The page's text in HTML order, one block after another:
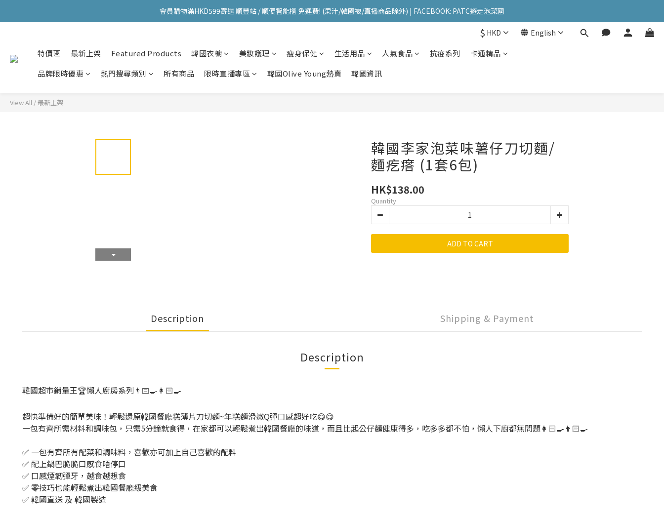
會員購物滿HKD599寄送 順豐站 / 順便智能櫃 免運費! (果汁/韓國被/直播商品除外) | FACEBOOK: PATC遊走泡菜國
會員購物滿HKD599寄送 順豐站 / 順便智能櫃 免運費! (果汁/韓國被/直播商品除外) | FACEBOOK: PATC遊走泡菜國
會員購物滿HKD599寄送 順豐站 / 順便智能櫃 免運費! (果汁/韓國被/直播商品除外) | FACEBOOK: PATC遊走泡菜國
$ HKD English
特價區 最新上架 Featured Products 韓國衣櫥 美妝護理 瘦身保健 生活用品 人氣食品 抗疫系列
卡通精品
品牌限時優惠
熱門搜尋類別 所有商品 限時直播專區 韓國Olive Young熱賣 韓國資訊
View All /最新上架
韓國李家泡菜味薯仔刀切麵/
麵疙瘩 (1套6包)
HK$138.00
Quantity
ADD TO CART
Description Shipping & Payment
Description
韓國超市銷量王🏆懶人廚房系列👨🏻‍🍳👩🏻‍🍳
超快準備好的簡單美味！輕鬆還原韓國餐廳糕薄片刀切麵~年糕麵滑嫩Q彈口感超好吃😋😋
一包有齊所需材料和調味包，只需5分鐘就食得，在家都可以輕鬆煮出韓國餐廳的味道，而且比起公仔麵健康得多，吃多多都不怕，懶人下廚都無問題👩🏻‍🍳👨🏻‍🍳
✅ 一包有齊所有配菜和調味料，喜歡亦可加上自己喜歡的配料
✅ 配上鍋巴脆脆口感食唔停口
✅ 口感煙韌彈牙，越食越想食
✅ 零技巧也能輕鬆煮出韓國餐廳級美食
✅ 韓國直送 及 韓國製造